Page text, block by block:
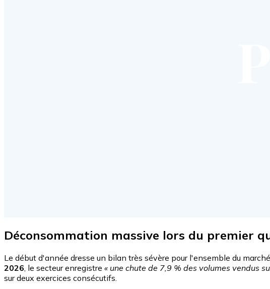
Déconsommation massive lors du premier
Le début d'année dresse un bilan très sévère pour l'ensemble du
2026 , le secteur enregistre « une chute de 7,9 % des volumes vendus
sur deux exercices consécutifs.